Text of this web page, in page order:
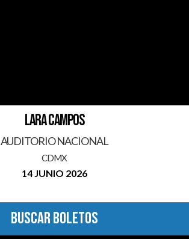
LARA CAMPOS
AUDITORIO NACIONAL
CDMX
14 JUNIO 2026
BUSCAR BOLETOS